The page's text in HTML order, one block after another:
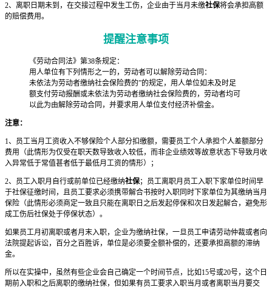
2、离职日期未到，在交接过程中发生工伤，企业由于当月未缴社保将会承担高额
的赔偿费用。
提醒注意事项
《劳动合同法》第38条规定：
用人单位有下列情形之一的，劳动者可以解除劳动合同：
未依法为劳动者缴纳社会保险费的”的规定，用人单位如未及时足
额支付劳动报酬或未依法为劳动者缴纳社会保险费的，劳动者均可
以此为由解除劳动合同，并要求用人单位支付经济补偿金。
注意：
1、员工当月工资收入不够保险个人部分扣缴额，需要员工个人承担个人差额部分
费用（此情形为仅受在职天数导致收入较低，而非企业绩效等故意状态下导致月收
入异常低于常值甚者低于最低月工资的情形）；
2、员工入职月自行或前单位已经缴纳社保；员工离职月员工入职下家单位时间早
于社保征缴时间，且员工要求必须携带解合书按时入职同时下家单位为其缴纳当月
保险（此情形必须商定一致且只能在离职日之后发起停保和次日发起解合，避免形
成工伤后社保处于停保状态）。
如果员工月初离职或者月末入职，企业为缴纳社保，一旦员工申请劳动仲裁或者向
法院提起诉讼，百分之百胜诉，单位是必须要全额补偿的，还要承担高额的滞纳
金。
所以在实操中，虽然有些企业会自己确定一个时间节点，比如15号或20号，这个日
期前入职和之后离职的缴纳社保，但如果有员工要求入职当月或者离职当月要交